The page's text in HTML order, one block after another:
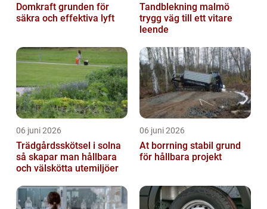
Domkraft grunden för
säkra och effektiva lyft
Tandblekning malmö
trygg väg till ett vitare
leende
06 juni 2026
Trädgårdsskötsel i solna
så skapar man hållbara
och välskötta utemiljöer
06 juni 2026
At borrning stabil grund
för hållbara projekt